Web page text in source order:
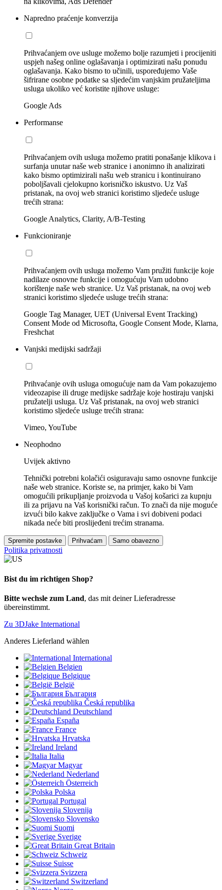
Napredno praćenje konverzija
Prihvaćanjem ove usluge možemo bolje razumjeti i procijeniti
uspjeh našeg online oglašavanja i optimizirati našu ponudu
oglašavanja. Kako bismo to učinili, uspoređujemo Vaše
šifrirane osobne podatke sa sljedećim vanjskim pružateljima
usluga ukoliko već koristite njihove usluge:
Google Ads
Performanse
Prihvaćanjem ovih usluga možemo pratiti ponašanje klikova i
surfanja unutar naše web stranice i anonimno ih analizirati
kako bismo optimizirali našu web stranicu i kontinuirano
poboljšavali cjelokupno korisničko iskustvo. Uz Vaš
pristanak, na ovoj web stranici koristimo sljedeće usluge
trećih strana:
Google Analytics, Clarity, A/B-Testing
Funkcioniranje
Prihvaćanjem ovih usluga možemo Vam pružiti funkcije koje
nadilaze osnovne funkcije i omogućuju Vam udobno
korištenje naše web stranice. Uz Vaš pristanak, na ovoj web
stranici koristimo sljedeće usluge trećih strana:
Google Tag Manager, UET (Universal Event Tracking)
Consent Mode od Microsofta, Google Consent Mode, Klarna,
Freshchat
Vanjski medijski sadržaji
Prihvaćanje ovih usluga omogućuje nam da Vam pokazujemo
videozapise ili druge medijske sadržaje koje hostiraju vanjski
pružatelji usluga. Uz Vaš pristanak, na ovoj web stranici
koristimo sljedeće usluge trećih strana:
Vimeo, YouTube
Neophodno
Uvijek aktivno
Tehnički potrebni kolačići osiguravaju samo osnovne funkcije
naše web stranice. Koriste se, na primjer, kako bi Vam
omogućili prikupljanje proizvoda u Vašoj košarici za kupnju
ili za prijavu na Vaš korisnički račun. To znači da nije moguće
izvući bilo kakve zaključke o Vama i svi dobiveni podaci
nikada neće biti proslijeđeni trećim stranama.
Spremite postavke Prihvaćam Samo obavezno
Politika privatnosti
Bist du im richtigen Shop?
Bitte wechsle zum Land, das mit deiner Lieferadresse
übereinstimmt.
Zu 3DJake International
Anderes Lieferland wählen
International
Belgien
Belgique
België
България
Česká republika
Deutschland
España
France
Hrvatska
Ireland
Italia
Magyar
Nederland
Österreich
Polska
Portugal
Slovenija
Slovensko
Suomi
Sverige
Great Britain
Schweiz
Suisse
Svizzera
Switzerland